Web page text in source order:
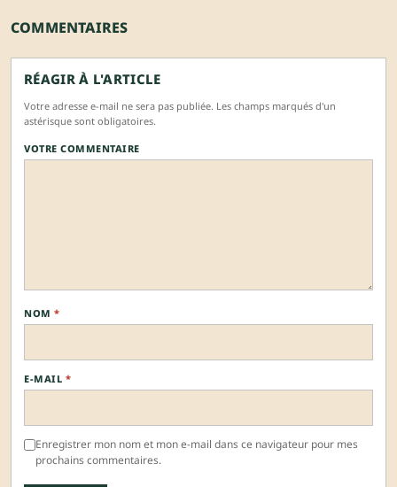
COMMENTAIRES
RÉAGIR À L'ARTICLE
Votre adresse e-mail ne sera pas publiée. Les champs marqués d'un
astérisque sont obligatoires.
VOTRE COMMENTAIRE
NOM *
E-MAIL *
Enregistrer mon nom et mon e-mail dans ce navigateur pour mes
prochains commentaires.